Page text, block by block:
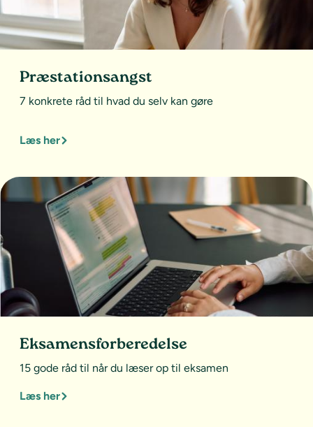
Præstationsangst
7 konkrete råd til hvad du selv kan gøre
Læs her
Eksamensforberedelse
15 gode råd til når du læser op til eksamen
Læs her